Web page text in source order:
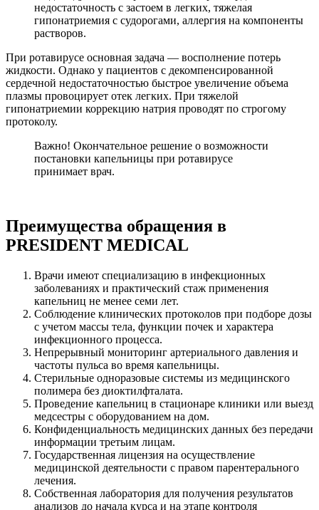
недостаточность с застоем в легких, тяжелая
гипонатриемия с судорогами, аллергия на компоненты
растворов.
При ротавирусе основная задача — восполнение потерь
жидкости. Однако у пациентов с декомпенсированной
сердечной недостаточностью быстрое увеличение объема
плазмы провоцирует отек легких. При тяжелой
гипонатриемии коррекцию натрия проводят по строгому
протоколу.
Важно! Окончательное решение о возможности
постановки капельницы при ротавирусе
принимает врач.
Преимущества обращения в
PRESIDENT MEDICAL
Врачи имеют специализацию в инфекционных
заболеваниях и практический стаж применения
капельниц не менее семи лет.
Соблюдение клинических протоколов при подборе дозы
с учетом массы тела, функции почек и характера
инфекционного процесса.
Непрерывный мониторинг артериального давления и
частоты пульса во время капельницы.
Стерильные одноразовые системы из медицинского
полимера без диоктилфталата.
Проведение капельниц в стационаре клиники или выезд
медсестры с оборудованием на дом.
Конфиденциальность медицинских данных без передачи
информации третьим лицам.
Государственная лицензия на осуществление
медицинской деятельности с правом парентерального
лечения.
Собственная лаборатория для получения результатов
анализов до начала курса и на этапе контроля